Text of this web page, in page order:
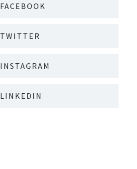
FACEBOOK
TWITTER
INSTAGRAM
LINKEDIN